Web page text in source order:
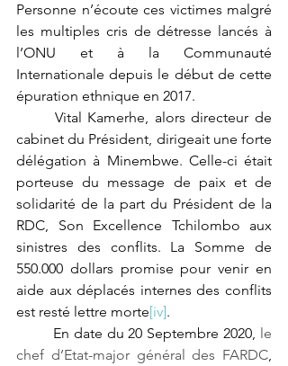
Personne n’écoute ces victimes malgré
les multiples cris de détresse lancés à
l’ONU et à la Communauté
Internationale depuis le début de cette
épuration ethnique en 2017.
Vital Kamerhe, alors directeur de
cabinet du Président, dirigeait une forte
délégation à Minembwe. Celle-ci était
porteuse du message de paix et de
solidarité de la part du Président de la
RDC, Son Excellence Tchilombo aux
sinistres des conflits. La Somme de
550.000 dollars promise pour venir en
aide aux déplacés internes des conflits
est resté lettre morte[iv].
En date du 20 Septembre 2020, le
chef d’Etat-major général des FARDC,